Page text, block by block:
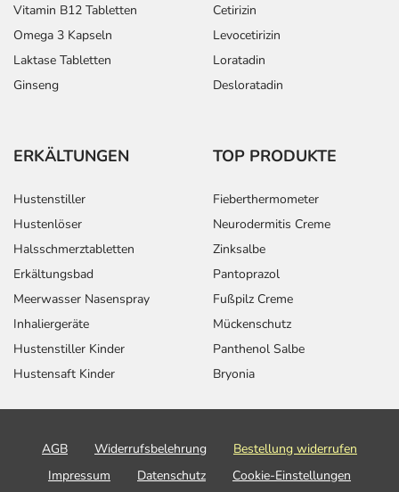
Vitamin B12 Tabletten
Omega 3 Kapseln
Laktase Tabletten
Ginseng
Cetirizin
Levocetirizin
Loratadin
Desloratadin
ERKÄLTUNGEN
Hustenstiller
Hustenlöser
Halsschmerztabletten
Erkältungsbad
Meerwasser Nasenspray
Inhaliergeräte
Hustenstiller Kinder
Hustensaft Kinder
TOP PRODUKTE
Fieberthermometer
Neurodermitis Creme
Zinksalbe
Pantoprazol
Fußpilz Creme
Mückenschutz
Panthenol Salbe
Bryonia
AGB Widerrufsbelehrung
Bestellung widerrufen
Impressum
Datenschutz
Cookie-Einstellungen